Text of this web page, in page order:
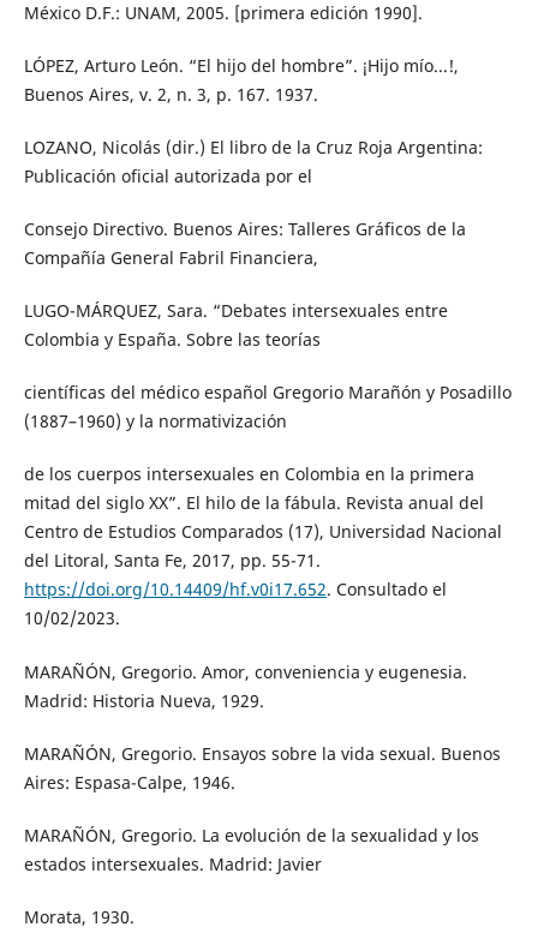
México D.F.: UNAM, 2005. [primera edición 1990].
LÓPEZ, Arturo León. “El hijo del hombre”. ¡Hijo mío...!,
Buenos Aires, v. 2, n. 3, p. 167. 1937.
LOZANO, Nicolás (dir.) El libro de la Cruz Roja Argentina:
Publicación oficial autorizada por el
Consejo Directivo. Buenos Aires: Talleres Gráficos de la
Compañía General Fabril Financiera,
LUGO-MÁRQUEZ, Sara. “Debates intersexuales entre
Colombia y España. Sobre las teorías
científicas del médico español Gregorio Marañón y Posadillo
(1887–1960) y la normativización
de los cuerpos intersexuales en Colombia en la primera
mitad del siglo XX”. El hilo de la fábula. Revista anual del
Centro de Estudios Comparados (17), Universidad Nacional
del Litoral, Santa Fe, 2017, pp. 55-71.
https://doi.org/10.14409/hf.v0i17.652. Consultado el
10/02/2023.
MARAÑÓN, Gregorio. Amor, conveniencia y eugenesia.
Madrid: Historia Nueva, 1929.
MARAÑÓN, Gregorio. Ensayos sobre la vida sexual. Buenos
Aires: Espasa-Calpe, 1946.
MARAÑÓN, Gregorio. La evolución de la sexualidad y los
estados intersexuales. Madrid: Javier
Morata, 1930.